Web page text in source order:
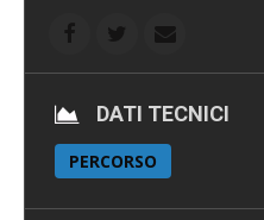
DATI TECNICI
PERCORSO